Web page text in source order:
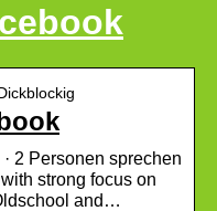
2 Personen sprechen
strong focus on
and…